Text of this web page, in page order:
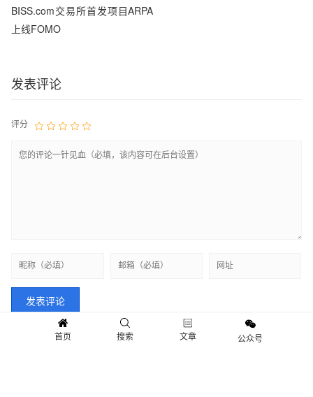
BISS.com交易所首发项目ARPA
上线FOMO
发表评论
评分
首页 搜索 文章 公众号